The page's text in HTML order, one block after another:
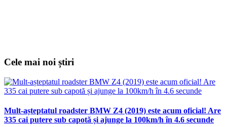
Cele mai noi știri
Mult-așteptatul roadster BMW Z4 (2019) este acum oficial! Are
335 cai putere sub capotă și ajunge la 100km/h în 4.6 secunde